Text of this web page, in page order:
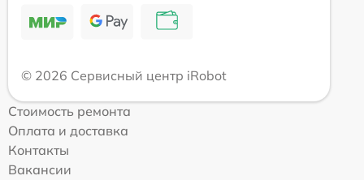
© 2026 Сервисный центр iRobot
Стоимость ремонта
Оплата и доставка
Контакты
Вакансии